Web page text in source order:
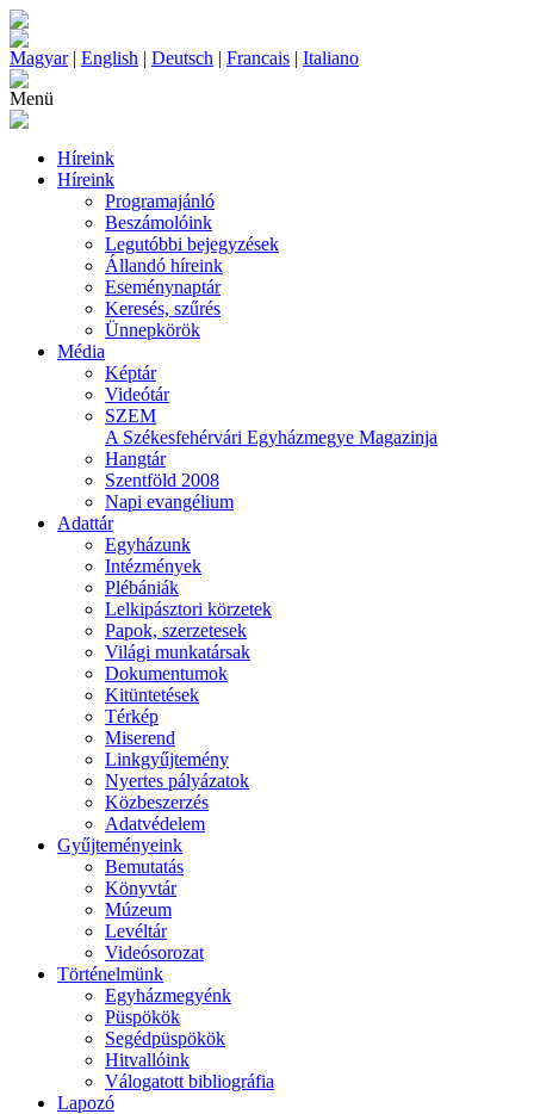
Magyar| English | Deutsch | Francais | Italiano
Menü
Híreink
Híreink
Programajánló
Beszámolóink
Legutóbbi bejegyzések
Állandó híreink
Eseménynaptár
Keresés, szűrés
Ünnepkörök
Média
Képtár
Videótár
SZEM
A Székesfehérvári Egyházmegye Magazinja
Hangtár
Szentföld 2008
Napi evangélium
Adattár
Egyházunk
Intézmények
Plébániák
Lelkipásztori körzetek
Papok, szerzetesek
Világi munkatársak
Dokumentumok
Kitüntetések
Térkép
Miserend
Linkgyűjtemény
Nyertes pályázatok
Közbeszerzés
Adatvédelem
Gyűjteményeink
Bemutatás
Könyvtár
Múzeum
Levéltár
Videósorozat
Történelmünk
Egyházmegyénk
Püspökök
Segédpüspökök
Hitvallóink
Válogatott bibliográfia
Lapozó